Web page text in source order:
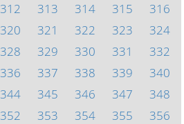
312 313 314 315
316
320 321 322 323
324
328 329 330 331
332
336 337 338 339
340
344 345 346 347
348
352 353 354 355
356